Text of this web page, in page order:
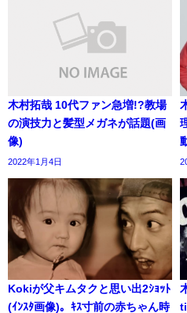
木村拓哉 10代ファン急増!?教場
の演技力と髪型メガネが話題(画
像)
2022年1月4日
Kokiが父キムタクと思い出2ｼｮｯﾄ
(ｲﾝｽﾀ画像)。ｷｽ寸前の赤ちゃん時